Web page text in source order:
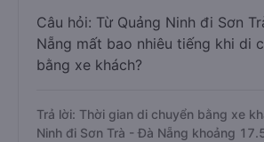
Câu hỏi: Từ Quảng Ninh đi Sơn
Nẵng mất bao nhiêu tiếng khi di
bằng xe khách?
Trả lời: Thời gian di chuyển bằng xe
Ninh đi Sơn Trà - Đà Nẵng khoảng